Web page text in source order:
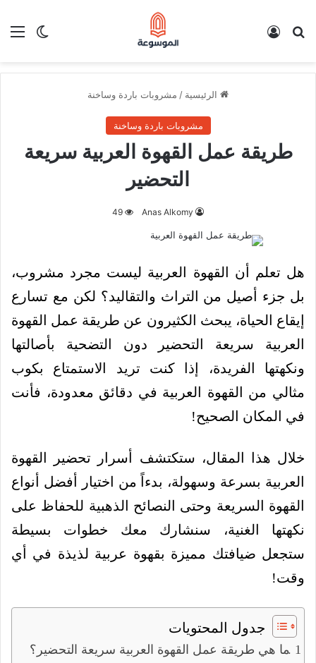
الوضع بحث عن
الرئيسية / مشروبات باردة وساخنة
مشروبات باردة وساخنة
طريقة عمل القهوة العربية سريعة
التحضير
Anas Alkomy
49
هل تعلم أن القهوة العربية ليست مجرد مشروب،
بل جزء أصيل من التراث والتقاليد؟ لكن مع تسارع
إيقاع الحياة، يبحث الكثيرون عن طريقة عمل القهوة
العربية سريعة التحضير دون التضحية بأصالتها
ونكهتها الفريدة، إذا كنت تريد الاستمتاع بكوب
مثالي من القهوة العربية في دقائق معدودة، فأنت
في المكان الصحيح!
خلال هذا المقال، ستكتشف أسرار تحضير القهوة
العربية بسرعة وسهولة، بدءاً من اختيار أفضل أنواع
القهوة السريعة وحتى النصائح الذهبية للحفاظ على
نكهتها الغنية، سنشارك معك خطوات بسيطة
ستجعل ضيافتك مميزة بقهوة عربية لذيذة في أي
وقت!
جدول المحتويات
ما هي طريقة عمل القهوة العربية سريعة التحضير؟